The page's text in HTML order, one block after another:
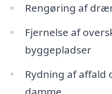
Rengøring af
Fjernelse af
byggepladser
Rydning af affald